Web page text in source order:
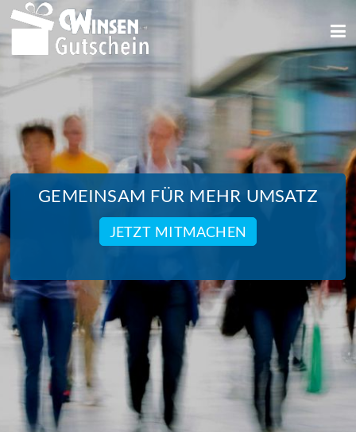
GEMEINSAM FÜR MEHR UMSATZ
JETZT MITMACHEN
We use cookies
We use cookies and other technologies on our website. Some of these are
essential, while others help us to improve this website and your
experience. Personal data can be processed (e.g. IP addresses), e.g. B. for
personalized ads and content or ad and content measurement. You can
find more information about the use of your data in ourdata protection
declaration. You can revoke or adjust your selection at any time under
Settings.